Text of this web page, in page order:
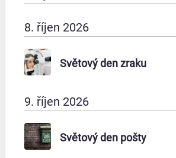
8. říjen 2026
Světový den zraku
9. říjen 2026
Světový den pošty